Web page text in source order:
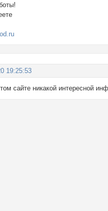
19:25:53
сайте никакой интересной